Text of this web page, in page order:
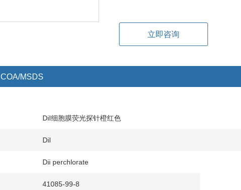
立即咨询
COA/MSDS
DiI细胞膜荧光探针橙红色
DiI
Dii perchlorate
41085-99-8